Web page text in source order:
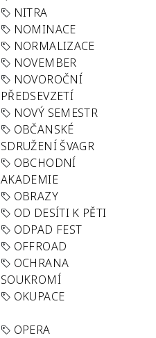
NITRA
NOMINACE
NORMALIZACE
NOVEMBER
NOVOROČNÍ
PŘEDSEVZETÍ
NOVÝ SEMESTR
OBČANSKÉ
SDRUŽENÍ ŠVAGR
OBCHODNÍ
AKADEMIE
OBRAZY
OD DESÍTI K PĚTI
ODPAD FEST
OFFROAD
OCHRANA
SOUKROMÍ
OKUPACE
OPERA